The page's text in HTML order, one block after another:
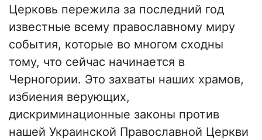
Церковь пережила за последний год
известные всему православному миру
события, которые во многом сходны
тому, что сейчас начинается в
Черногории. Это захваты наших храмов,
избиения верующих,
дискриминационные законы против
нашей Украинской Православной Церкви